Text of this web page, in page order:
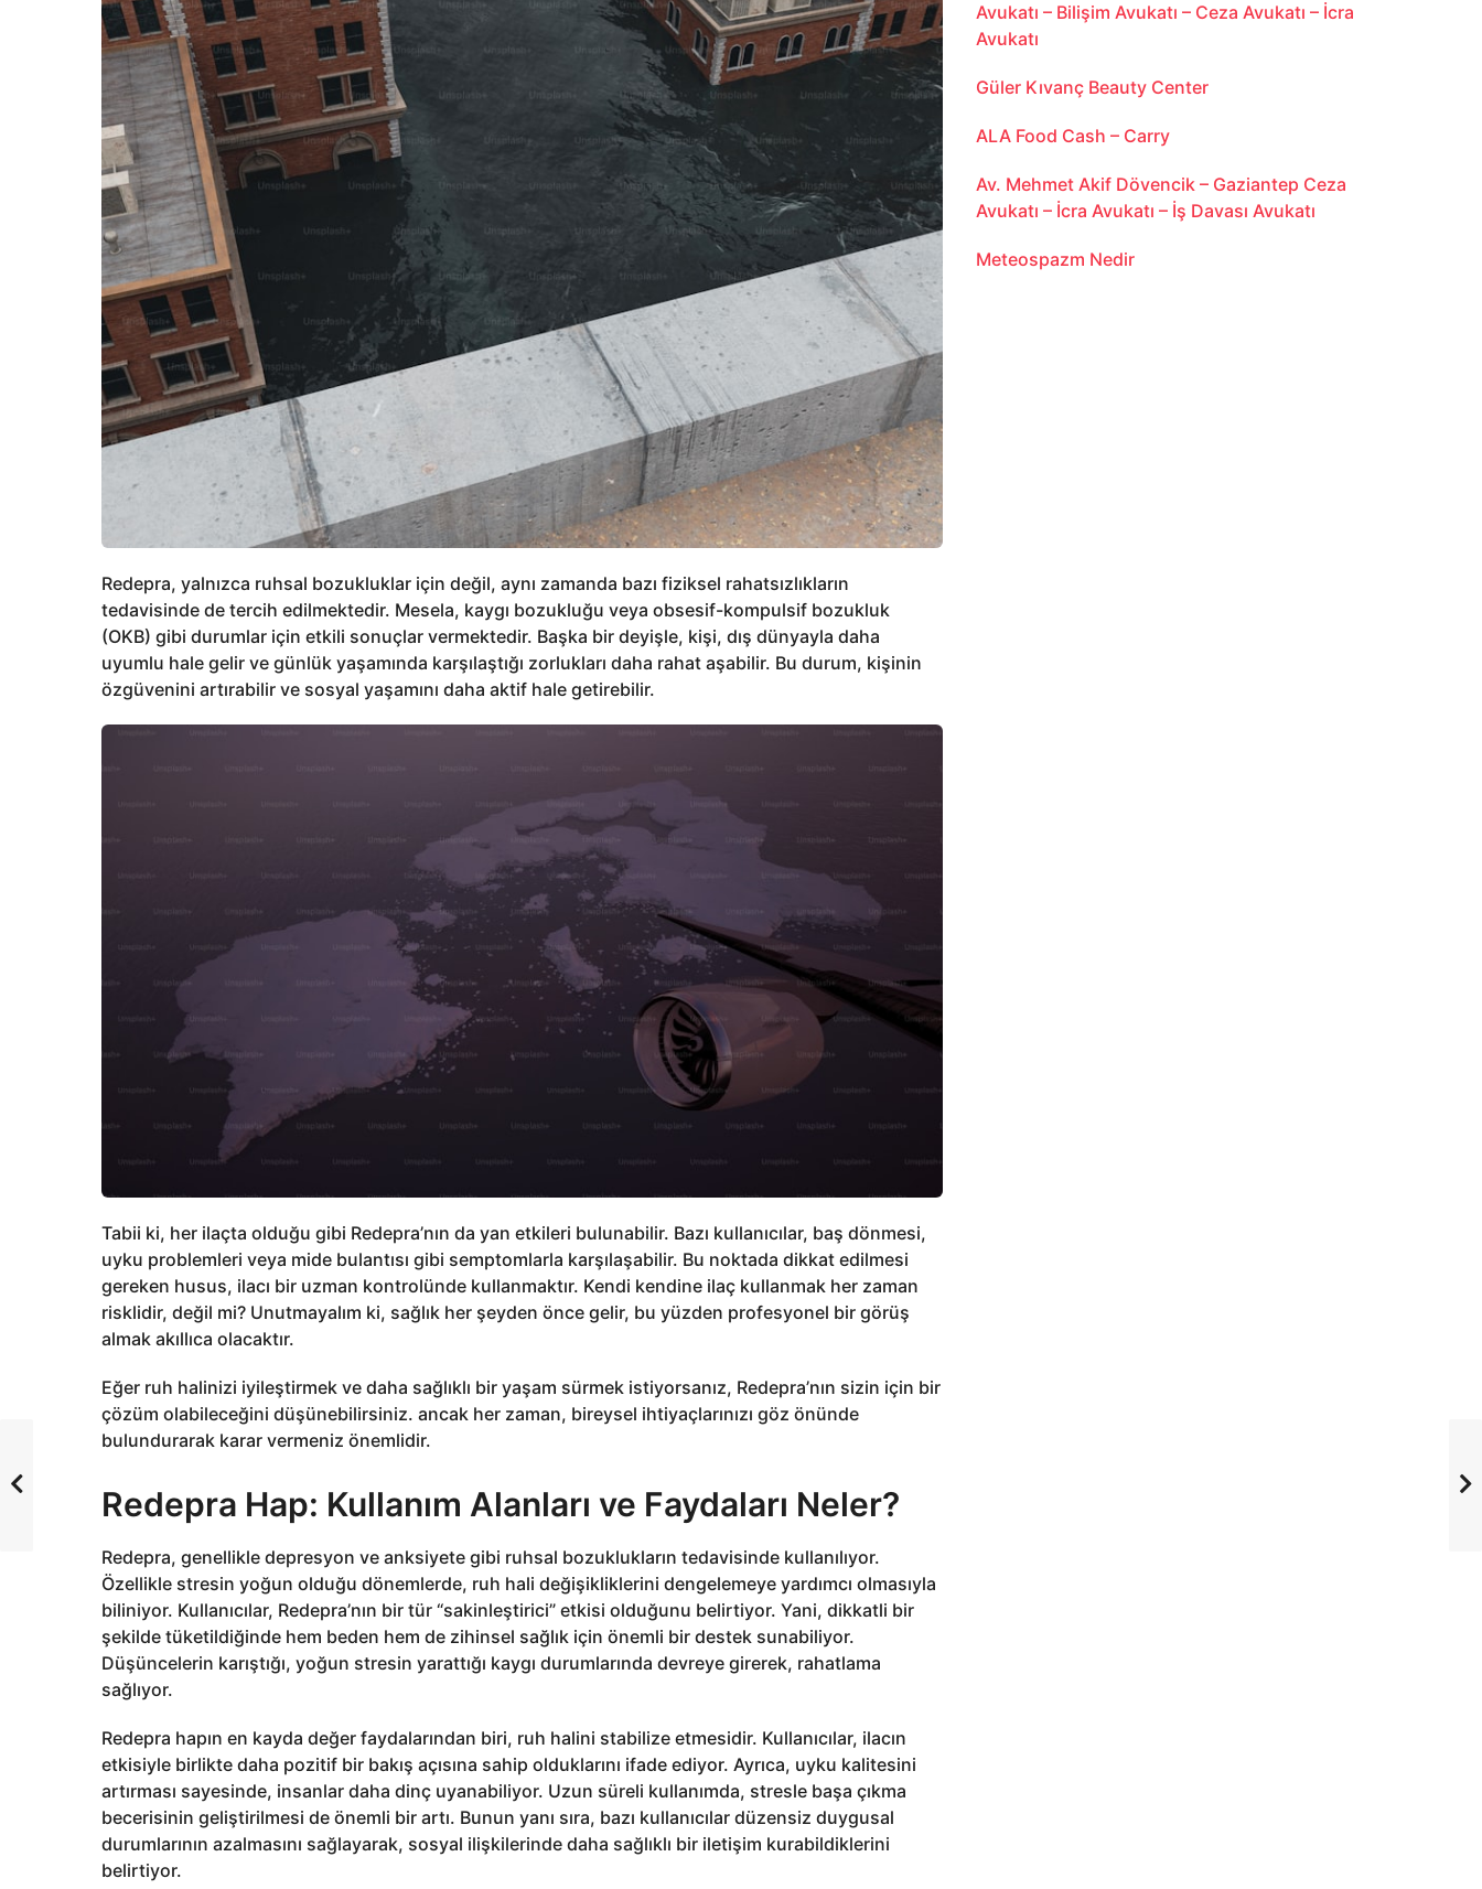
Redepra, yalnızca ruhsal bozukluklar için değil, aynı zamanda bazı fiziksel rahatsızlıkların
tedavisinde de tercih edilmektedir. Mesela, kaygı bozukluğu veya obsesif-kompulsif bozukluk
(OKB) gibi durumlar için etkili sonuçlar vermektedir. Başka bir deyişle, kişi, dış dünyayla daha
uyumlu hale gelir ve günlük yaşamında karşılaştığı zorlukları daha rahat aşabilir. Bu durum, kişinin
özgüvenini artırabilir ve sosyal yaşamını daha aktif hale getirebilir.
Tabii ki, her ilaçta olduğu gibi Redepra’nın da yan etkileri bulunabilir. Bazı kullanıcılar, baş dönmesi,
uyku problemleri veya mide bulantısı gibi semptomlarla karşılaşabilir. Bu noktada dikkat edilmesi
gereken husus, ilacı bir uzman kontrolünde kullanmaktır. Kendi kendine ilaç kullanmak her zaman
risklidir, değil mi? Unutmayalım ki, sağlık her şeyden önce gelir, bu yüzden profesyonel bir görüş
almak akıllıca olacaktır.
Eğer ruh halinizi iyileştirmek ve daha sağlıklı bir yaşam sürmek istiyorsanız, Redepra’nın sizin için bir
çözüm olabileceğini düşünebilirsiniz. ancak her zaman, bireysel ihtiyaçlarınızı göz önünde
bulundurarak karar vermeniz önemlidir.
Redepra Hap: Kullanım Alanları ve Faydaları Neler?
Redepra, genellikle depresyon ve anksiyete gibi ruhsal bozuklukların tedavisinde kullanılıyor.
Özellikle stresin yoğun olduğu dönemlerde, ruh hali değişikliklerini dengelemeye yardımcı olmasıyla
biliniyor. Kullanıcılar, Redepra’nın bir tür “sakinleştirici” etkisi olduğunu belirtiyor. Yani, dikkatli bir
şekilde tüketildiğinde hem beden hem de zihinsel sağlık için önemli bir destek sunabiliyor.
Düşüncelerin karıştığı, yoğun stresin yarattığı kaygı durumlarında devreye girerek, rahatlama
sağlıyor.
Redepra hapın en kayda değer faydalarından biri, ruh halini stabilize etmesidir. Kullanıcılar, ilacın
etkisiyle birlikte daha pozitif bir bakış açısına sahip olduklarını ifade ediyor. Ayrıca, uyku kalitesini
artırması sayesinde, insanlar daha dinç uyanabiliyor. Uzun süreli kullanımda, stresle başa çıkma
becerisinin geliştirilmesi de önemli bir artı. Bunun yanı sıra, bazı kullanıcılar düzensiz duygusal
durumlarının azalmasını sağlayarak, sosyal ilişkilerinde daha sağlıklı bir iletişim kurabildiklerini
belirtiyor.
Avukatı – Bilişim Avukatı – Ceza Avukatı – İcra
Avukatı
Güler Kıvanç Beauty Center
ALA Food Cash – Carry
Av. Mehmet Akif Dövencik – Gaziantep Ceza
Avukatı – İcra Avukatı – İş Davası Avukatı
Meteospazm Nedir